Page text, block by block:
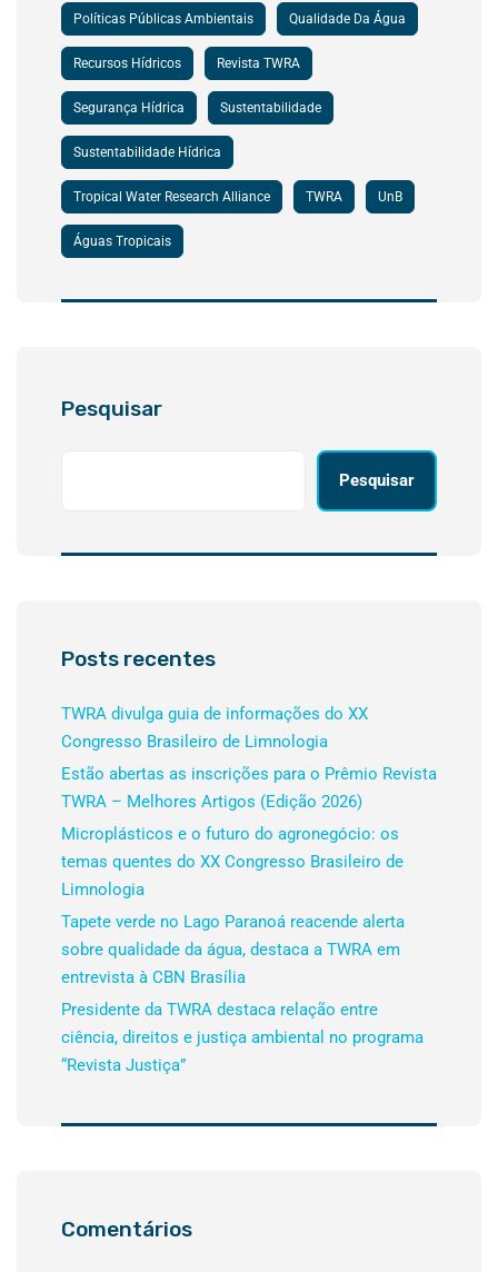
Políticas Públicas Ambientais Qualidade Da Água
Recursos Hídricos Revista TWRA
Segurança Hídrica Sustentabilidade
Sustentabilidade Hídrica
Tropical Water Research Alliance TWRA UnB
Águas Tropicais
Pesquisar
Pesquisar
Posts recentes
TWRA divulga guia de informações do XX
Congresso Brasileiro de Limnologia
Estão abertas as inscrições para o Prêmio Revista
TWRA – Melhores Artigos (Edição 2026)
Microplásticos e o futuro do agronegócio: os
temas quentes do XX Congresso Brasileiro de
Limnologia
Tapete verde no Lago Paranoá reacende alerta
sobre qualidade da água, destaca a TWRA em
entrevista à CBN Brasília
Presidente da TWRA destaca relação entre
ciência, direitos e justiça ambiental no programa
“Revista Justiça”
Comentários